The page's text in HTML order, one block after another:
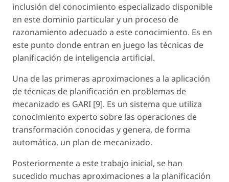
inclusión del conocimiento especializado disponible
en este dominio particular y un proceso de
razonamiento adecuado a este conocimiento. Es en
este punto donde entran en juego las técnicas de
planificación de inteligencia artificial.
Una de las primeras aproximaciones a la aplicación
de técnicas de planificación en problemas de
mecanizado es GARI [9]. Es un sistema que utiliza
conocimiento experto sobre las operaciones de
transformación conocidas y genera, de forma
automática, un plan de mecanizado.
Posteriormente a este trabajo inicial, se han
sucedido muchas aproximaciones a la planificación